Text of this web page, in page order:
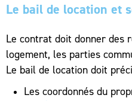
Le bail de location et
Le contrat doit donner des
logement, les parties
Le bail de location doit
Les coordonnés du